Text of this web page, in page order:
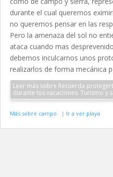
durante el cual queremos
no queremos pensar en las
Pero la amenaza del sol no
ataca cuando mas
debemos inculcarnos unos
realizarlos de forma mecánica
Leer más sobre Recuerda
durante tus vacaciones. Turismo y
Más sobre campo | Ir a ver playa